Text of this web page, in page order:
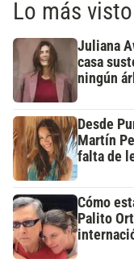
Lo más visto
Juliana
casa
ningún
Desde
Martín
falta de
Cómo
Palito